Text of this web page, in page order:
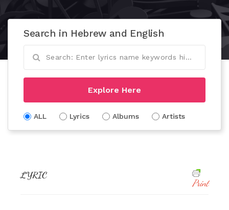
Search in Hebrew and English
Explore Here
ALL Lyrics Albums Artists
LYRIC
Print